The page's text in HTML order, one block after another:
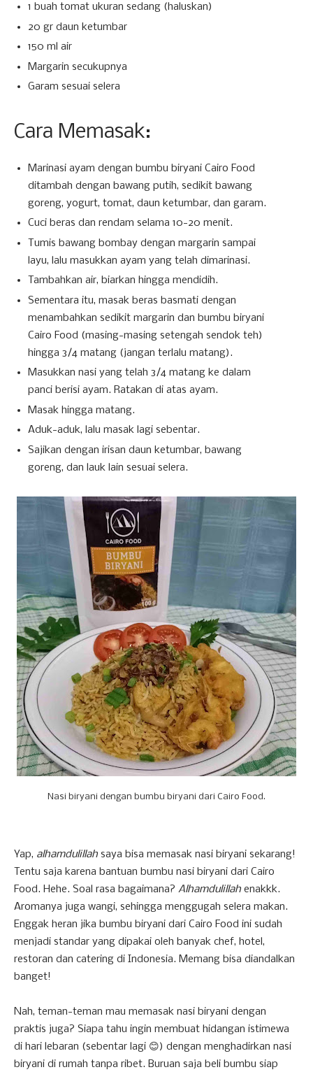
1 buah tomat ukuran sedang (haluskan)
20 gr daun ketumbar
150 ml air
Margarin secukupnya
Garam sesuai selera
Cara Memasak:
Marinasi ayam dengan bumbu biryani Cairo Food
ditambah dengan bawang putih, sedikit bawang
goreng, yogurt, tomat, daun ketumbar, dan garam.
Cuci beras dan rendam selama 10-20 menit.
Tumis bawang bombay dengan margarin sampai
layu, lalu masukkan ayam yang telah dimarinasi.
Tambahkan air, biarkan hingga mendidih.
Sementara itu, masak beras basmati dengan
menambahkan sedikit margarin dan bumbu biryani
Cairo Food (masing-masing setengah sendok teh)
hingga 3/4 matang (jangan terlalu matang).
Masukkan nasi yang telah 3/4 matang ke dalam
panci berisi ayam. Ratakan di atas ayam.
Masak hingga matang.
Aduk-aduk, lalu masak lagi sebentar.
Sajikan dengan irisan daun ketumbar, bawang
goreng, dan lauk lain sesuai selera.
Nasi biryani dengan bumbu biryani dari Cairo Food.
Yap, alhamdulillah saya bisa memasak nasi biryani sekarang!
Tentu saja karena bantuan bumbu nasi biryani dari Cairo
Food. Hehe. Soal rasa bagaimana? Alhamdulillah enakkk.
Aromanya juga wangi, sehingga menggugah selera makan.
Enggak heran jika bumbu biryani dari Cairo Food ini sudah
menjadi standar yang dipakai oleh banyak chef, hotel,
restoran dan catering di Indonesia. Memang bisa diandalkan
banget!
Nah, teman-teman mau memasak nasi biryani dengan
praktis juga? Siapa tahu ingin membuat hidangan istimewa
di hari lebaran (sebentar lagi 😊) dengan menghadirkan nasi
biryani di rumah tanpa ribet. Buruan saja beli bumbu siap